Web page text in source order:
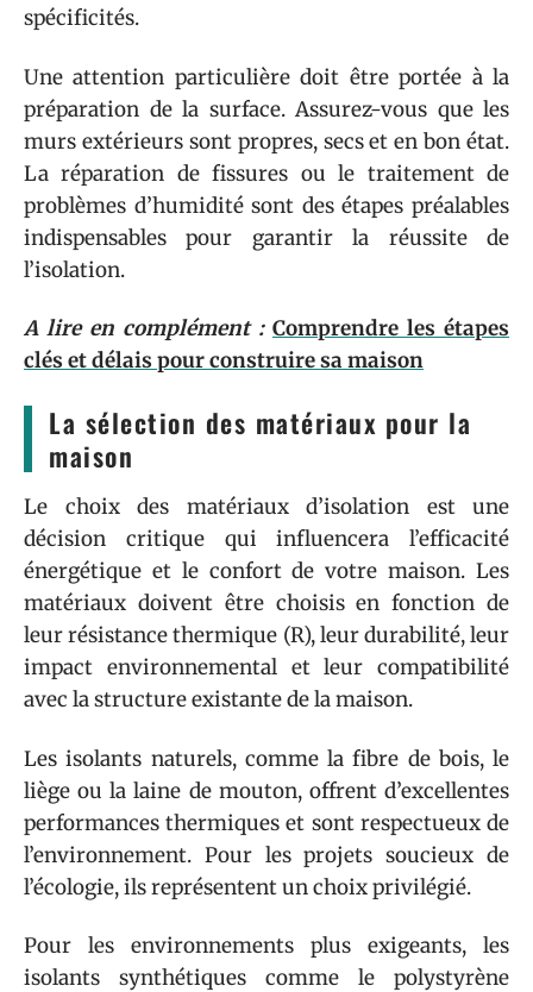
spécificités.
Une attention particulière doit être portée à la
préparation de la surface. Assurez-vous que les
murs extérieurs sont propres, secs et en bon état.
La réparation de fissures ou le traitement de
problèmes d’humidité sont des étapes préalables
indispensables pour garantir la réussite de
l’isolation.
A lire en complément : Comprendre les étapes
clés et délais pour construire sa maison
La sélection des matériaux pour la
maison
Le choix des matériaux d’isolation est une
décision critique qui influencera l’efficacité
énergétique et le confort de votre maison. Les
matériaux doivent être choisis en fonction de
leur résistance thermique (R), leur durabilité, leur
impact environnemental et leur compatibilité
avec la structure existante de la maison.
Les isolants naturels, comme la fibre de bois, le
liège ou la laine de mouton, offrent d’excellentes
performances thermiques et sont respectueux de
l’environnement. Pour les projets soucieux de
l’écologie, ils représentent un choix privilégié.
Pour les environnements plus exigeants, les
isolants synthétiques comme le polystyrène